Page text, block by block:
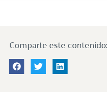
Comparte este contenido: